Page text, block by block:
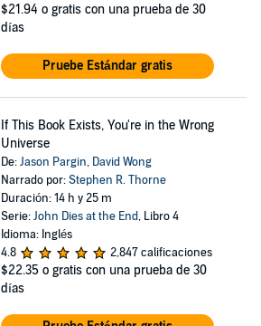
$21.94 o gratis con una prueba de 30
días
Pruebe Estándar gratis
If This Book Exists, You're in the Wrong
Universe
De:Jason Pargin, David Wong
Narrado por:Stephen R. Thorne
Duración: 14 h y 25 m
Serie:John Dies at the End, Libro 4
Idioma: Inglés
4.8
2,847 calificaciones
$22.35 o gratis con una prueba de 30
días